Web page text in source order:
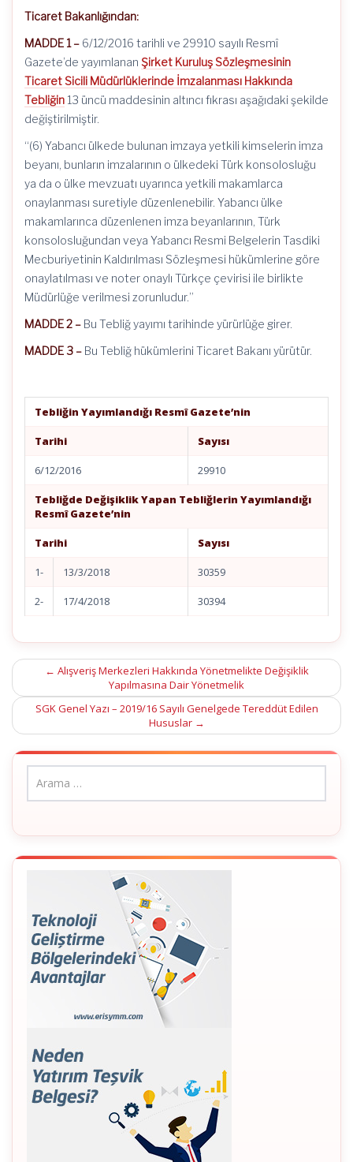
Ticaret Bakanlığından:
MADDE 1 – 6/12/2016 tarihli ve 29910 sayılı Resmî
Gazete’de yayımlanan Şirket Kuruluş Sözleşmesinin
Ticaret Sicili Müdürlüklerinde İmzalanması Hakkında
Tebliğin 13 üncü maddesinin altıncı fıkrası aşağıdaki şekilde
değiştirilmiştir.
“(6) Yabancı ülkede bulunan imzaya yetkili kimselerin imza
beyanı, bunların imzalarının o ülkedeki Türk konsolosluğu
ya da o ülke mevzuatı uyarınca yetkili makamlarca
onaylanması suretiyle düzenlenebilir. Yabancı ülke
makamlarınca düzenlenen imza beyanlarının, Türk
konsolosluğundan veya Yabancı Resmi Belgelerin Tasdiki
Mecburiyetinin Kaldırılması Sözleşmesi hükümlerine göre
onaylatılması ve noter onaylı Türkçe çevirisi ile birlikte
Müdürlüğe verilmesi zorunludur.”
MADDE 2 – Bu Tebliğ yayımı tarihinde yürürlüğe girer.
MADDE 3 – Bu Tebliğ hükümlerini Ticaret Bakanı yürütür.
Tebliğin Yayımlandığı Resmî Gazete’nin
Tarihi Sayısı
6/12/2016 29910
Tebliğde Değişiklik Yapan Tebliğlerin Yayımlandığı
Resmî Gazete’nin
Tarihi Sayısı
1- 13/3/2018 30359
2- 17/4/2018 30394
Post
navigation
← Alışveriş Merkezleri Hakkında Yönetmelikte Değişiklik
Yapılmasına Dair Yönetmelik
SGK Genel Yazı – 2019/16 Sayılı Genelgede Tereddüt Edilen
Hususlar →